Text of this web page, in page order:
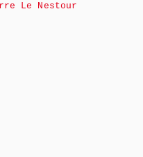
Le Nestour